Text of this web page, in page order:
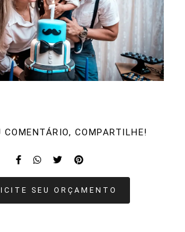
COMENTÁRIO, COMPARTILHE!
SEU ORÇAMENTO